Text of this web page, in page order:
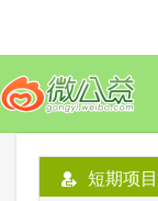
短期项目